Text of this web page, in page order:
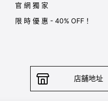
官 網 獨 家
限 時 優 惠 - 40% OFF！
店舖地址